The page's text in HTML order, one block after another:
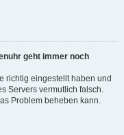
geht immer noch
richtig eingestellt haben und
Servers vermutlich falsch.
Problem beheben kann.